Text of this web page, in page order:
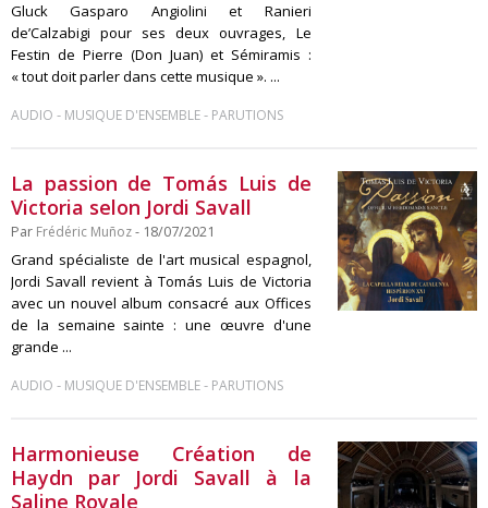
Gluck Gasparo Angiolini et Ranieri
de’Calzabigi pour ses deux ouvrages, Le
Festin de Pierre (Don Juan) et Sémiramis :
« tout doit parler dans cette musique ». ...
AUDIO - MUSIQUE D'ENSEMBLE- PARUTIONS
La passion de Tomás Luis de
Victoria selon Jordi Savall
Par Frédéric Muñoz- 18/07/2021
Grand spécialiste de l'art musical espagnol,
Jordi Savall revient à Tomás Luis de Victoria
avec un nouvel album consacré aux Offices
de la semaine sainte : une œuvre d'une
grande ...
AUDIO - MUSIQUE D'ENSEMBLE- PARUTIONS
Harmonieuse Création de
Haydn par Jordi Savall à la
Saline Royale